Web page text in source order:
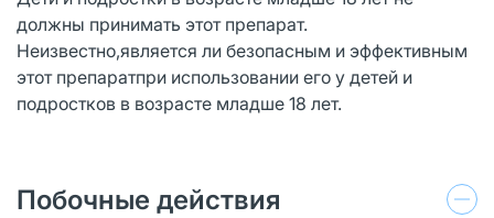
должны принимать этот препарат.
Неизвестно,является ли безопасным и эффективным
этот препаратпри использовании его у детей и
подростков в возрасте младше 18 лет.
Побочные действия